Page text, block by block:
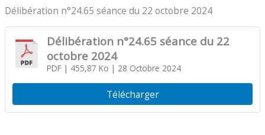
Délibération n°24.65 séance du 22 octobre 2024
Délibération n°24.65 séance du 22
octobre 2024
PDF| 455,87 Ko | 28 Octobre 2024
Télécharger